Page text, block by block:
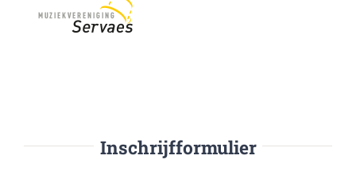
Inschrijfformulier